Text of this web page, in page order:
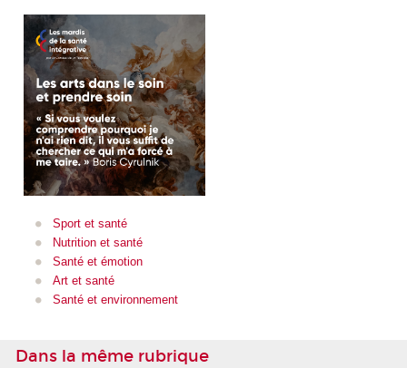
Sport et santé
Nutrition et santé
Santé et émotion
Art et santé
Santé et environnement
Dans la même rubrique